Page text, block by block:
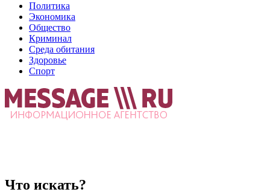
Политика
Экономика
Общество
Криминал
Среда обитания
Здоровье
Спорт
Что искать?